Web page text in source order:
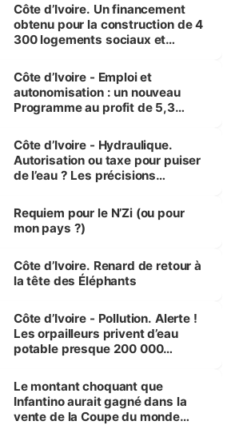
Côte d’Ivoire. Un financement
obtenu pour la construction de 4
300 logements sociaux et
et Yamoussoukro
Côte d’Ivoire - Emploi et
autonomisation : un nouveau
Programme au profit de 5,3
Côte d’Ivoire - Hydraulique.
Autorisation ou taxe pour puiser
de l’eau ? Les précisions
Requiem pour le N’Zi (ou pour
mon pays ?)
Côte d’Ivoire. Renard de retour à
la tête des Éléphants
Côte d’Ivoire - Pollution. Alerte !
Les orpailleurs privent d’eau
potable presque 200 000
Le montant choquant que
Infantino aurait gagné dans la
vente de la Coupe du monde